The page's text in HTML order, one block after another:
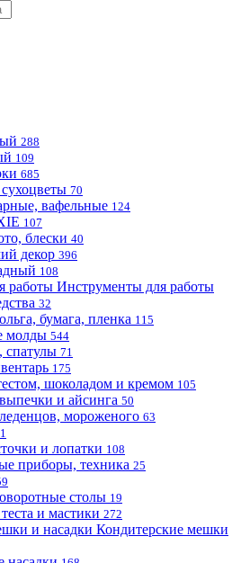
288
109
685
70
вафельные 124
107
блески 40
декор 396
108
Инструменты для работы
32
бумага, пленка 115
молды 544
спатулы 71
175
шоколадом и кремом 105
и айсинга 50
мороженого 63
и лопатки 108
приборы, техника 25
столы 19
и мастики 272
Кондитерские мешки